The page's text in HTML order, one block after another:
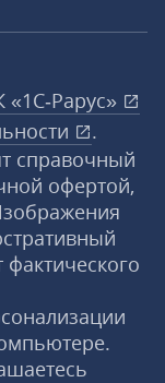
.
справочный
офертой,
фактического